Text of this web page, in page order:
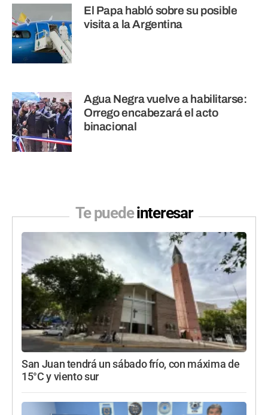
El Papa habló sobre su posible
visita a la Argentina
Agua Negra vuelve a habilitarse:
Orrego encabezará el acto
binacional
Te puedeinteresar
San Juan tendrá un sábado frío, con máxima de
15°C y viento sur